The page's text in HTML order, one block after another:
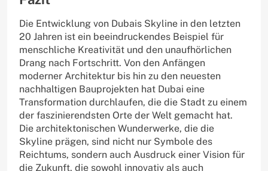
Die Entwicklung von Dubais Skyline in den letzten
20 Jahren ist ein beeindruckendes Beispiel für
menschliche Kreativität und den unaufhörlichen
Drang nach Fortschritt. Von den Anfängen
moderner Architektur bis hin zu den neuesten
nachhaltigen Bauprojekten hat Dubai eine
Transformation durchlaufen, die die Stadt zu einem
der faszinierendsten Orte der Welt gemacht hat.
Die architektonischen Wunderwerke, die die
Skyline prägen, sind nicht nur Symbole des
Reichtums, sondern auch Ausdruck einer Vision für
die Zukunft, die sowohl innovativ als auch